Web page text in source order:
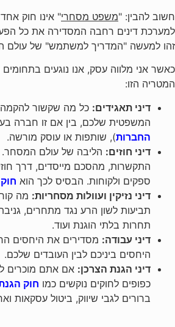
חשוב להבין: "משפט מסחרי" אינו חוק
למערכת דינים רחבה המסדירה את כל
זהו למעשה "המדריך למשתמש" של עולם
כאשר אני מלווה עסק, אנו נוגעים
המטריה הזו:
דיני תאגידים: כל מה שקשור להקמה
המשפטית שלכם, בין אם זו חברה
החברות), שותפות או עוסק מורשה.
דיני חוזים: הליבה של עולם המסחר.
התקשרות, מהסכם מייסדים, דרך
ספקים ולקוחות. הבסיס לכך הוא
דיני נזיקין ועוולות מסחריות: מה
תביעות לשון הרע נגד מתחרים,
תחרות בלתי הוגנת ועוד.
דיני עבודה: מסדירים את היחסים
היחסים ביניכם לבין העובדים שלכם.
דיני הגנת הצרכן: אם אתם מוכרים
כפופים לחוקים נוקשים כמו חוק
ברורים לגבי שיווק, ביטול עסקאות